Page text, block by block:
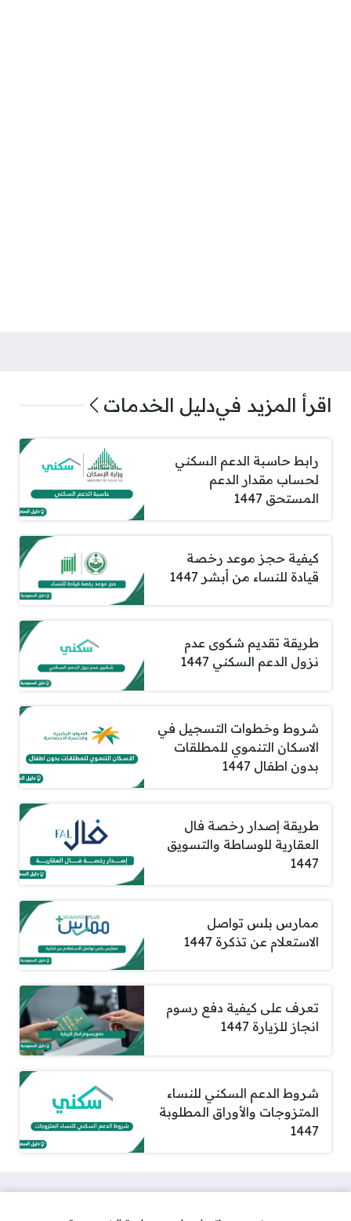
اقرأ المزيد فيدليل الخدمات
رابط حاسبة الدعم السكني
لحساب مقدار الدعم
المستحق 1447
كيفية حجز موعد رخصة
قيادة للنساء من أبشر 1447
طريقة تقديم شكوى عدم
نزول الدعم السكني 1447
شروط وخطوات التسجيل في
الاسكان التنموي للمطلقات
بدون اطفال 1447
طريقة إصدار رخصة فال
العقارية للوساطة والتسويق
1447
ممارس بلس تواصل
الاستعلام عن تذكرة 1447
تعرف على كيفية دفع رسوم
انجاز للزيارة 1447
شروط الدعم السكني للنساء
المتزوجات والأوراق المطلوبة
1447